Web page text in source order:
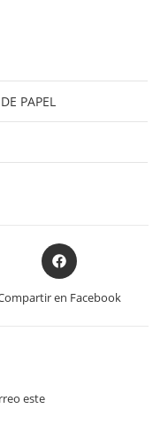
PAPEL
Opens
in
new
en Facebook
este